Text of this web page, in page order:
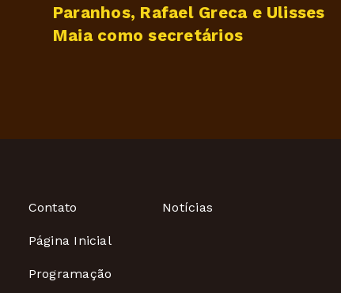
Paranhos, Rafael Greca e Ulisses
Maia como secretários
Contato
Página Inicial
Programação
Notícias